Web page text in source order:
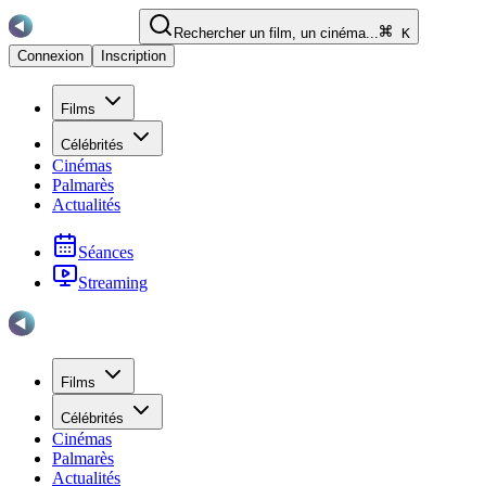
Rechercher un film, un cinéma...
K
Connexion
Inscription
Films
Célébrités
Cinémas
Palmarès
Actualités
Séances
Streaming
Films
Célébrités
Cinémas
Palmarès
Actualités